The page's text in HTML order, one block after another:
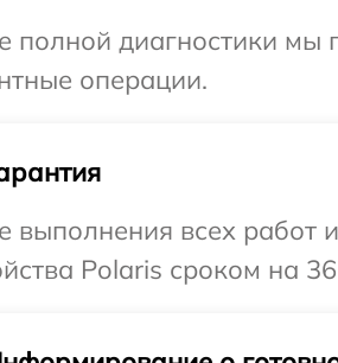
полной диагностики мы
операции.
выполнения всех работ
Polaris сроком на